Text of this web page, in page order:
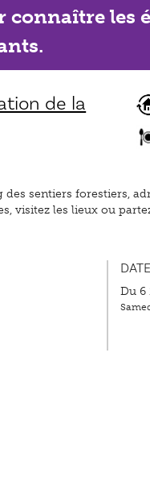
les
de la
sentiers forestiers,
visitez les lieux ou
Du 6